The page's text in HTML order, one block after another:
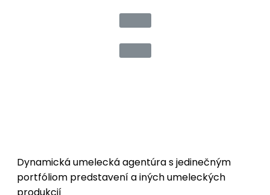
Dynamická umelecká agentúra s jedinečným
portfóliom predstavení a iných umeleckých
produkcií